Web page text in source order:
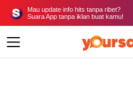
Mau update info hits tanpa ribet?
Suara App tanpa iklan buat kamu!